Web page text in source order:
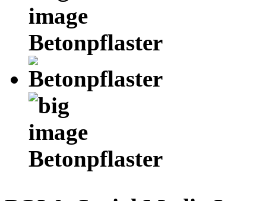
Betonpflaster
Betonpflaster